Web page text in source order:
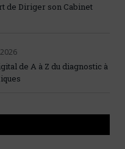
de Diriger son Cabinet
de A à Z du diagnostic à